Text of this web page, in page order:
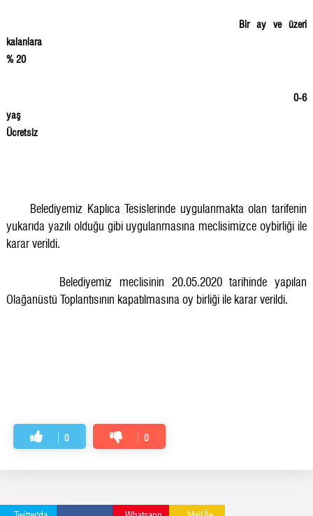
Bir ay ve üzeri
kalanlara
% 20
0-6
yaş
Ücretsiz
Belediyemiz Kaplıca Tesislerinde uygulanmakta olan tarifenin
yukarıda yazılı olduğu gibi uygulanmasına meclisimizce oybirliği ile
karar verildi.
Belediyemiz meclisinin 20.05.2020 tarihinde yapılan
Olağanüstü Toplantısının kapatılmasına oy birliği ile karar verildi.
0 0